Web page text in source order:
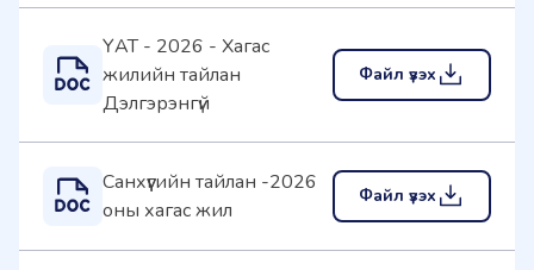
ҮАТ - 2026 - Хагас
жилийн тайлан
Дэлгэрэнгүй
Файл үзэх
Санхүүгийн тайлан -2026
оны хагас жил
Файл үзэх